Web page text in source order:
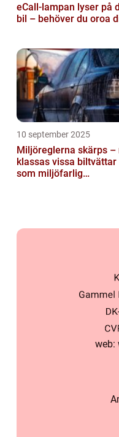
eCall-lampan lyser på
bil – behöver du oroa
10 september 2025
Miljöreglerna skärps –
klassas vissa biltvättar
som miljöfarlig
web: